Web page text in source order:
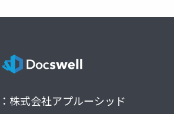
株式会社アプルーシッド